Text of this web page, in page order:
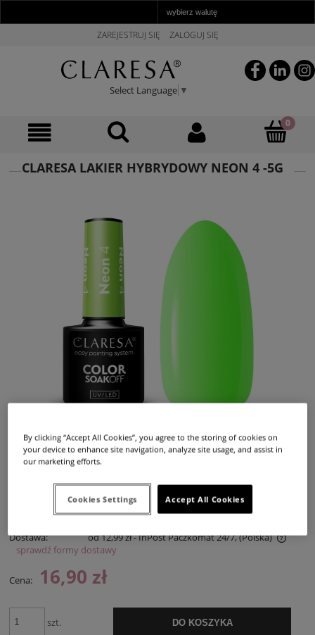
ZAREJESTRUJ SIĘ ZALOGUJ SIĘ
Select Language ▼
CLARESA LAKIER HYBRYDOWY NEON 4 -5G
Dostawa:
od 12,99 zł- InPost Paczkomat 24/7,(Polska)
Cena nie zawiera ewentualnych kosztów płatności
sprawdź formy dostawy
Cena: 16,90 zł
szt. DO KOSZYKA
By clicking “Accept All Cookies”, you agree to the storing of cookies on
your device to enhance site navigation, analyze site usage, and assist in
our marketing efforts.
Accept All Cookies
Cookies Settings